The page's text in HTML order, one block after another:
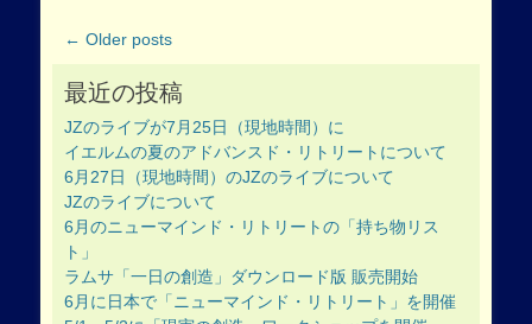
Post
← Older posts
最近の投稿
JZのライブが7月25日（現地時間）に
イエルムの夏のアドバンスド・リトリートについて
6月27日（現地時間）のJZのライブについて
JZのライブについて
6月のニューマインド・リトリートの「持ち物リス
ト」
ラムサ「一日の創造」ダウンロード版 販売開始
6月に日本で「ニューマインド・リトリート」を開催